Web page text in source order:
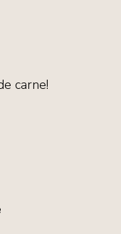
carne!